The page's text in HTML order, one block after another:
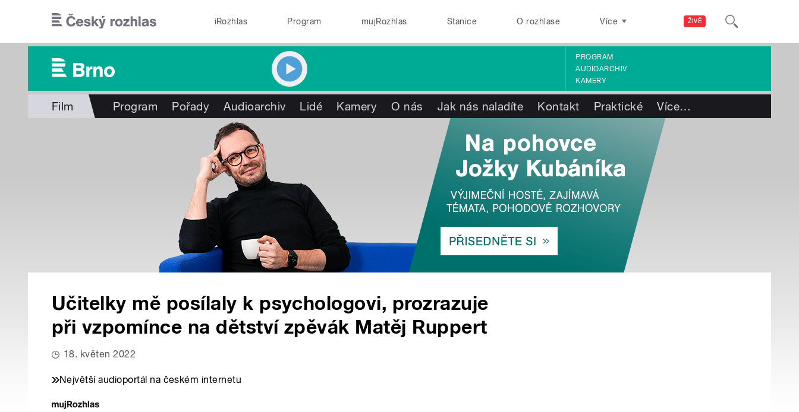
ŽIVĚ
iRozhlas Program mujRozhlas Stanice O rozhlase Více
PROGRAM
AUDIOARCHIV
KAMERY
Film Program Pořady Audioarchiv Lidé Kamery O nás Jak nás naladíte Kontakt Praktické Více…
Učitelky mě posílaly k psychologovi, prozrazuje
při vzpomínce na dětství zpěvák Matěj Ruppert
18. květen 2022
Největší audioportál na českém internetu